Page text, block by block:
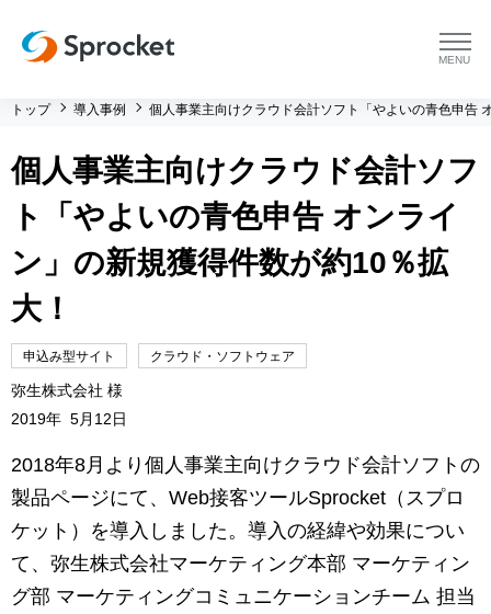
menu
プラットフォーム トップ
コンサルティング
コンサルティング トップ
運用支援 トップ
メソッド トップ
よくある質問
会社情報
会社情報 トップ
会社概要
メンバー紹介
セミナー・イベント
マーケティングお役立ち資料
トップ 導入事例 個人事業主向けクラウド会計ソフト「やよいの青色申告
個人事業主向けクラウド会計ソフ
ト「やよいの青色申告 オンライ
ン」の新規獲得件数が約10％拡
大！
申込み型サイト クラウド・ソフトウェア
弥生株式会社 様
2019年 5月12日
2018年8月より個人事業主向けクラウド会計ソフトの
製品ページにて、Web接客ツールSprocket（スプロ
ケット）を導入しました。導入の経緯や効果につい
て、弥生株式会社マーケティング本部 マーケティン
グ部 マーケティングコミュニケーションチーム 担当